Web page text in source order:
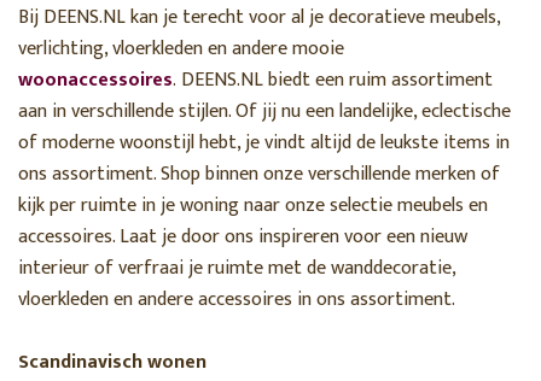
Bij DEENS.NL kan je terecht voor al je decoratieve meubels,
verlichting, vloerkleden en andere mooie
woonaccessoires. DEENS.NL biedt een ruim assortiment
aan in verschillende stijlen. Of jij nu een landelijke, eclectische
of moderne woonstijl hebt, je vindt altijd de leukste items in
ons assortiment. Shop binnen onze verschillende merken of
kijk per ruimte in je woning naar onze selectie meubels en
accessoires. Laat je door ons inspireren voor een nieuw
interieur of verfraai je ruimte met de wanddecoratie,
vloerkleden en andere accessoires in ons assortiment.
Scandinavisch wonen